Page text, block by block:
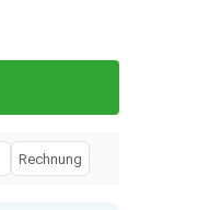
Rechnung